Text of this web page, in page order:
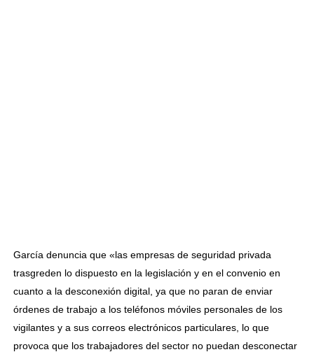
García denuncia que «las empresas de seguridad privada
trasgreden lo dispuesto en la legislación y en el convenio en
cuanto a la desconexión digital, ya que no paran de enviar
órdenes de trabajo a los teléfonos móviles personales de los
vigilantes y a sus correos electrónicos particulares, lo que
provoca que los trabajadores del sector no puedan desconectar